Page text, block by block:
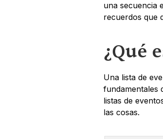
una secuencia
recuerdos que
¿Qué
Una lista de
fundamentales
listas de
las cosas.